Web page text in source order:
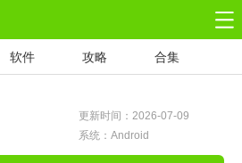
软件 攻略 合集
更新时间：2026-07-09
系统：Android